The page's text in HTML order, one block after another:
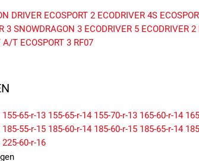
DRIVER ECOSPORT 2 ECODRIVER 4S
3 SNOWDRAGON 3 ECODRIVER 5 ECODRIVER 2
A/T ECOSPORT 3 RF07
155-65-r-13 155-65-r-14 155-70-r-13 165-60-r-14
185-55-r-15 185-60-r-14 185-60-r-15 185-65-r-14
225-60-r-16